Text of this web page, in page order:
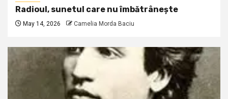
Radioul, sunetul care nu îmbătrânește
May 14, 2026 Camelia Morda Baciu